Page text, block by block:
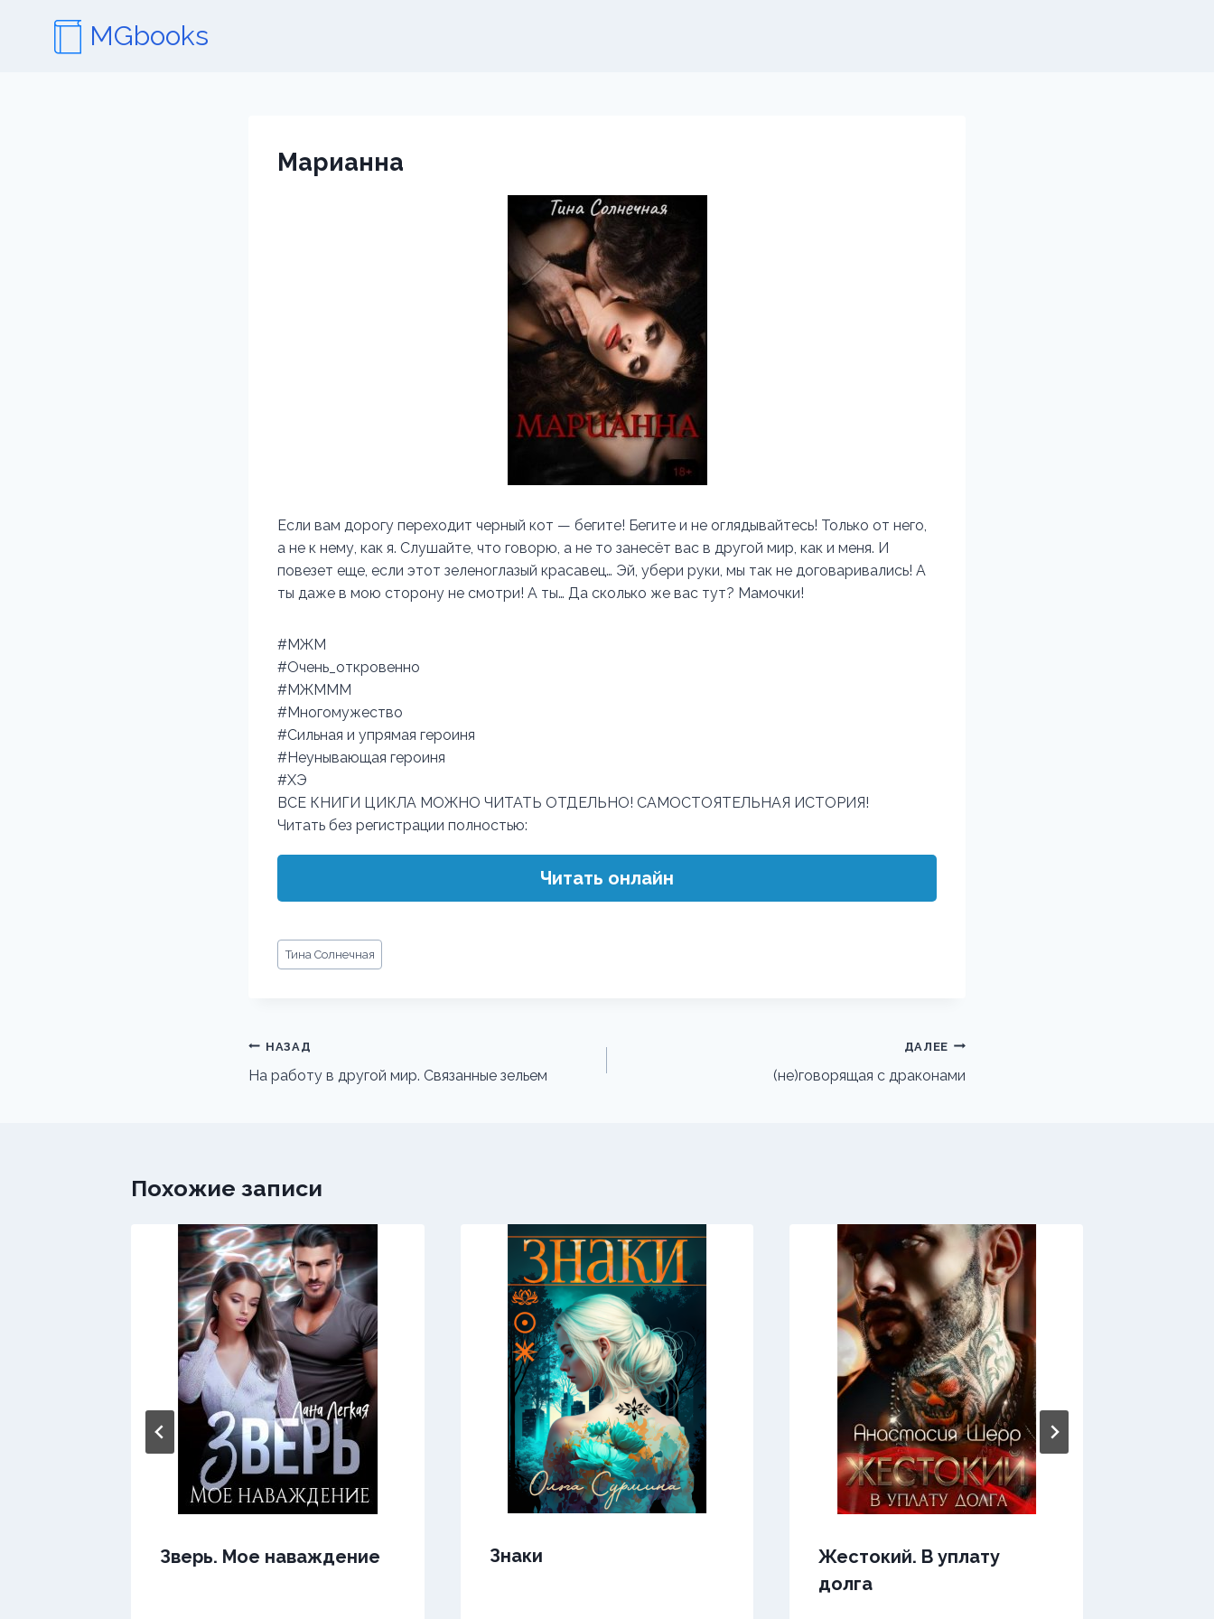
содержимому
MGbooks
Марианна
Если вам дорогу переходит черный кот — бегите! Бегите и не оглядывайтесь! Только от него,
а не к нему, как я. Слушайте, что говорю, а не то занесёт вас в другой мир, как и меня. И
повезет еще, если этот зеленоглазый красавец… Эй, убери руки, мы так не договаривались! А
ты даже в мою сторону не смотри! А ты… Да сколько же вас тут? Мамочки!
#МЖМ
#Очень_откровенно
#МЖМММ
#Многомужество
#Сильная и упрямая героиня
#Неунывающая героиня
#ХЭ
ВСЕ КНИГИ ЦИКЛА МОЖНО ЧИТАТЬ ОТДЕЛЬНО! САМОСТОЯТЕЛЬНАЯ ИСТОРИЯ!
Читать без регистрации полностью:
Читать онлайн
Метки
записи:
Тина Солнечная
Навигация
по
НАЗАД
На работу в другой мир. Связанные зельем
ДАЛЕЕ
(не)говорящая с драконами
Похожие записи
Зверь. Мое наваждение Знаки
Жестокий. В уплату
долга